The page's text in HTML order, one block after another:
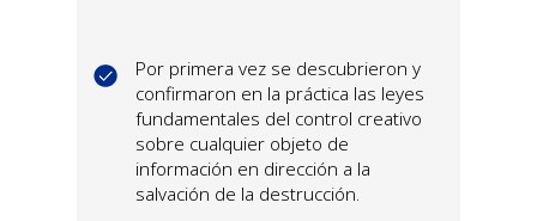
Por primera vez se descubrieron y
confirmaron en la práctica las leyes
fundamentales del control creativo
sobre cualquier objeto de
información en dirección a la
salvación de la destrucción.